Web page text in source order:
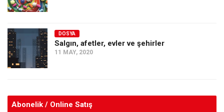
DOSYA
Salgın, afetler, evler ve şehirler
11 MAY, 2020
Abonelik / Online Satış